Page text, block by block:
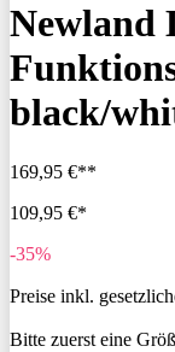
Newland
black/
169,95 €**
109,95 €*
-35%
Preise inkl.
Bitte zuerst eine